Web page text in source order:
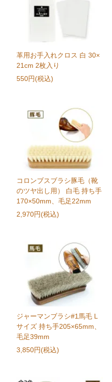
革用お手入れクロス 白 30×
21cm 2枚入り
550円(税込)
コロンブスブラシ豚毛（靴
のツヤ出し用） 白毛 持ち手
170×50mm、毛足22mm
2,970円(税込)
ジャーマンブラシ#1馬毛 L
サイズ 持ち手205×65mm、
毛足39mm
3,850円(税込)